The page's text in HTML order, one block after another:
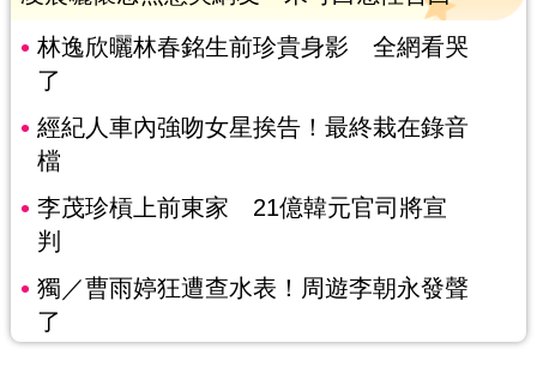
林逸欣曬林春銘生前珍貴身影 全網看哭
了
經紀人車內強吻女星挨告！最終栽在錄音
檔
李茂珍槓上前東家 21億韓元官司將宣
判
獨／曹雨婷狂遭查水表！周遊李朝永發聲
了